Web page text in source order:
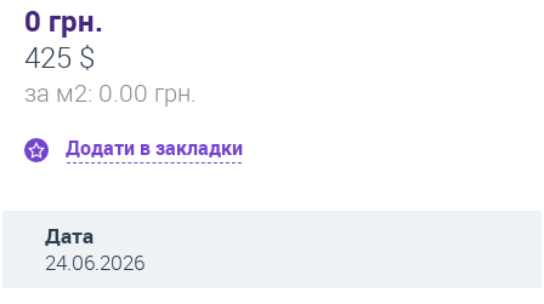
0 грн.
425 $
за м2: 0.00 грн.
Додати в закладки
Дата
24.06.2026